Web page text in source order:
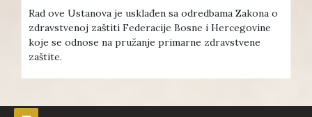
Rad ove Ustanova je usklađen sa odredbama Zakona o
zdravstvenoj zaštiti Federacije Bosne i Hercegovine
koje se odnose na pružanje primarne zdravstvene
zaštite.